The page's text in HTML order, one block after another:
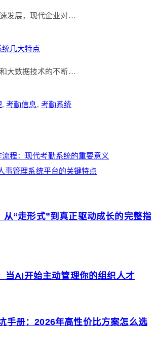
发展，现代企业对…
几大特点
大数据技术的不断…
,考勤信息, 考勤系统
流程：现代考勤系统的重要意义
事管理系统平台的关键特点
从“走形式”到真正驱动成长的完整指
当AI开始主动管理你的组织人才
手册：2026年高性价比方案怎么选